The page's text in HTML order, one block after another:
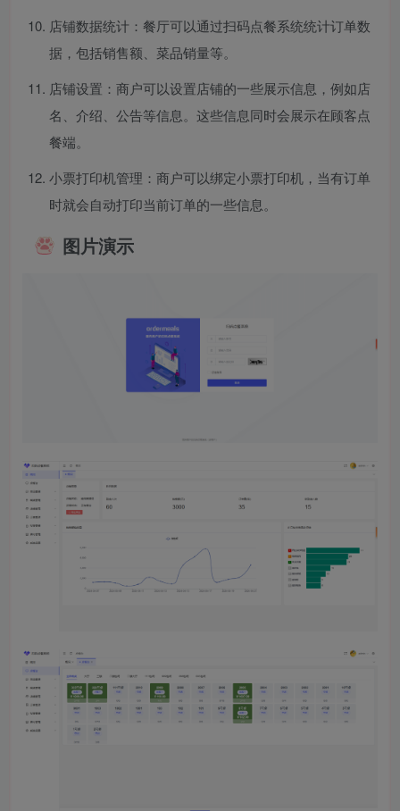
店铺数据统计：餐厅可以通过扫码点餐系统统计订单数
据，包括销售额、菜品销量等。
店铺设置：商户可以设置店铺的一些展示信息，例如店
名、介绍、公告等信息。这些信息同时会展示在顾客点
餐端。
小票打印机管理：商户可以绑定小票打印机，当有订单
时就会自动打印当前订单的一些信息。
图片演示